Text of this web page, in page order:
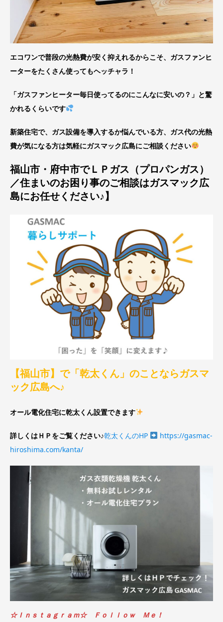
エコワンで普段の光熱費が安く抑えれるからこそ、ガスファンヒ
ーターをたくさん使ってもヘッチャラ！
「ガスファンヒーター毎日使ってるのにこんなに安いの？」と驚
かれるくらいです
新築住宅で、ガス設備を導入するか悩んでいる方、ガス代の光熱
費が気になる方は気軽にガスマック広島にご相談ください
福山市・府中市でＬＰガス（プロパンガス）
／住まいのお困り事のご相談はガスマック広
島にお任せください♪】
【福山市】で「乾太くん」のことならガスマ
ック広島へ♪
オール電化住宅に乾太くん設置できます
詳しくはＨＰをご覧ください♪乾太くんのHP
https://gasmac-
hiroshima.com/kanta/
☆Ｉｎｓｔａｇｒａｍ☆ Ｆｏｌｌｏｗ Ｍｅ！